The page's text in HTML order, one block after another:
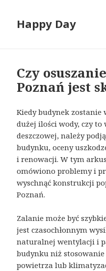
Happy Day
Czy
Poznań jest
Kiedy budynek zostanie
dużej ilości wody, czy
deszczowej, należy
budynku, oceny
i renowacji. W tym
omówiono problemy i
wyschnąć konstrukcji
Poznań.
Zalanie może być
jest czasochłonnym
naturalnej wentylacji i
budynku niż
powietrza lub